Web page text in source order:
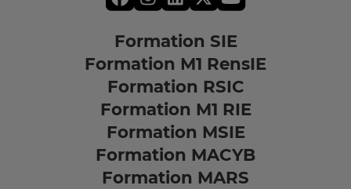
Formation SIE
Formation M1 RensIE
Formation RSIC
Formation M1 RIE
Formation MSIE
Formation MACYB
Formation MARS